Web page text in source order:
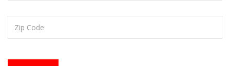
Code